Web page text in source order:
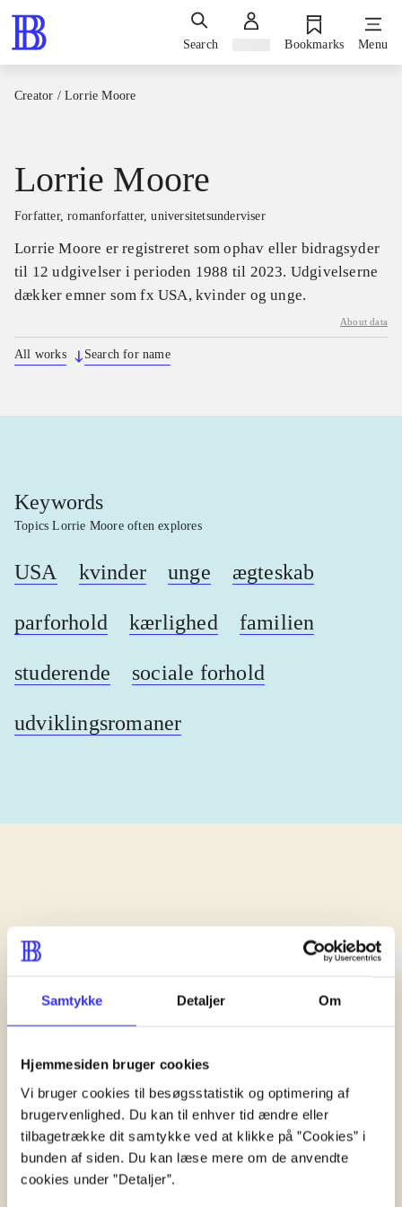
Samtykke Detaljer Om
Hjemmesiden bruger cookies
Vi bruger cookies til besøgsstatistik og optimering af
brugervenlighed. Du kan til enhver tid ændre eller
tilbagetrække dit samtykke ved at klikke på ”Cookies” i
bunden af siden. Du kan læse mere om de anvendte
cookies under ”Detaljer”.
Search Bookmarks Menu
Creator / Lorrie Moore
Lorrie Moore
forfatter, romanforfatter, universitetsunderviser
Lorrie Moore er registreret som ophav eller bidragsyder
til 12 udgivelser i perioden 1988 til 2023. Udgivelserne
dækker emner som fx USA, kvinder og unge.
About data
All works Search for name
Keywords
Topics Lorrie Moore often explores
USA kvinder unge ægteskab
parforhold kærlighed familien
studerende sociale forhold
udviklingsromaner
lorem ipsum dolor sit amet